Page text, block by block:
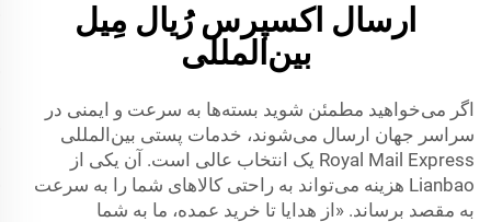
ارسال اکسپرس رُیال مِیل
بین‌المللی
اگر می‌خواهید مطمئن شوید بسته‌ها به سرعت و ایمنی در
سراسر جهان ارسال می‌شوند، خدمات پستی بین‌المللی
Royal Mail Express یک انتخاب عالی است. آن یکی از
Lianbao هزینه می‌تواند به راحتی کالاهای شما را به سرعت
به مقصد برساند. «از هدایا تا خرید عمده، ما به شما